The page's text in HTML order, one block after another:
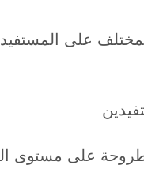
بمقر ولاية الشلف على عملية توزيع
على مستوى